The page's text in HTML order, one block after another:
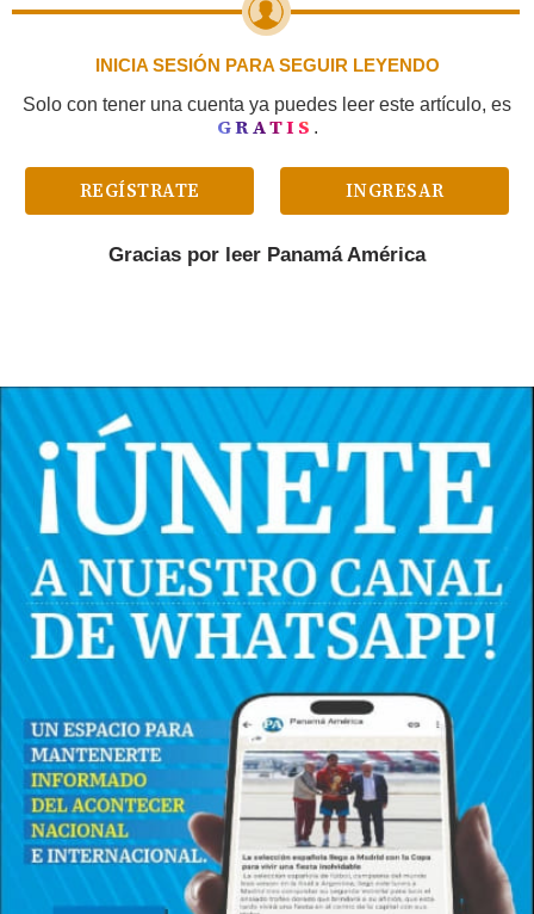
INICIA SESIÓN PARA SEGUIR LEYENDO
Solo con tener una cuenta ya puedes leer este artículo, es
GRATIS .
REGÍSTRATE INGRESAR
Gracias por leer Panamá América